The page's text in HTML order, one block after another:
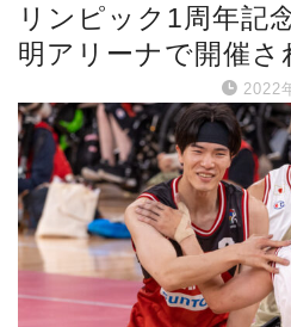
リンピック1周年記
明アリーナで開催さ
2022